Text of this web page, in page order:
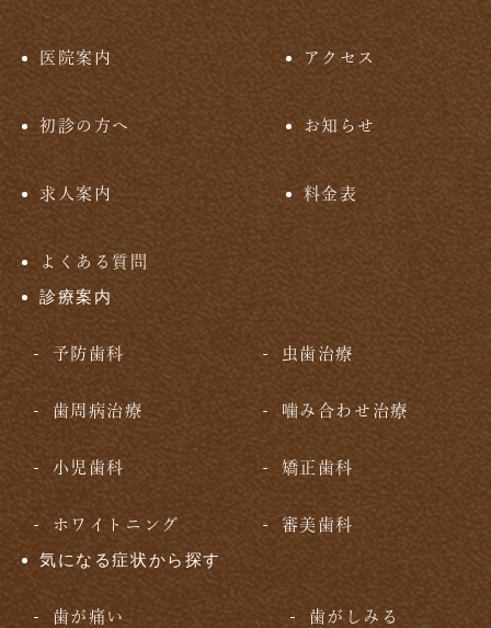
医院案内 アクセス
初診の方へ お知らせ
求人案内 料金表
よくある質問
診療案内
予防歯科 虫歯治療
歯周病治療 噛み合わせ治療
小児歯科 矯正歯科
ホワイトニング 審美歯科
気になる症状から探す
歯が痛い 歯がしみる